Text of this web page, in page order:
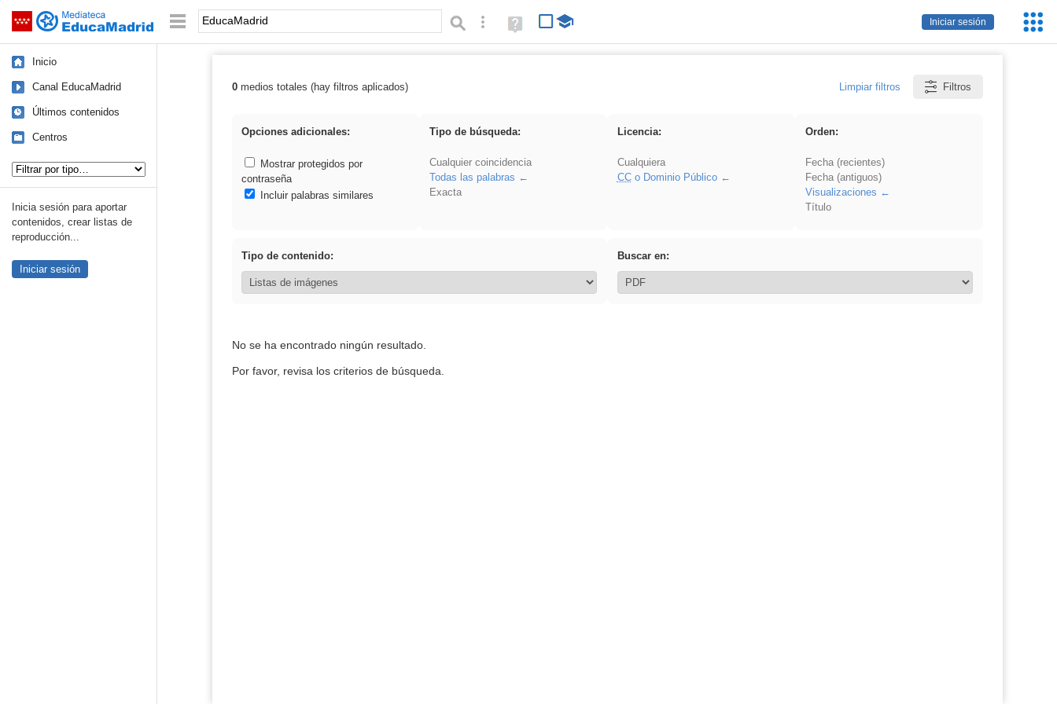
Saltar navegación
Iniciar sesión
Palabra o frase: Búsqueda avanzada
Ayuda
(en
Inicio
Canal EducaMadrid
Últimos contenidos
Centros
Inicia sesión para aportar
contenidos, crear listas de
reproducción...
Iniciar sesión
Resultados de: EducaMadrid
0medios totales (hay filtros aplicados) Limpiar filtros Filtros
Opciones adicionales:
Mostrar protegidos por
contraseña
Incluir palabras similares
Tipo de búsqueda:
Cualquier coincidencia
Todas las palabras
Exacta
Licencia:
Cualquiera
CCo Dominio Público
Orden:
Fecha (recientes)
Fecha (antiguos)
Visualizaciones
Título
Tipo de contenido: Buscar en:
No se ha encontrado ningún resultado.
Por favor, revisa los criterios de búsqueda.